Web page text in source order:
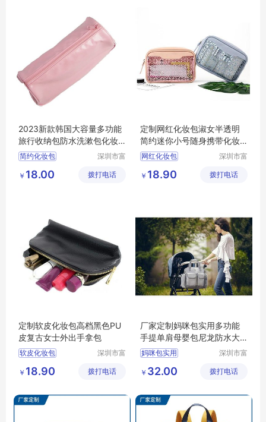
2023新款韩国大容量多功能
旅行收纳包防水洗漱包化妆
包
简约化妆包
深圳市富
限公司
￥ 18.00 拨打电话
定制网红化妆包淑女半透明
简约迷你小号随身携带化妆
包韩版洗漱包收纳包
网红化妆包
深圳市富
限公司
￥ 18.90 拨打电话
定制软皮化妆包高档黑色PU
皮复古女士外出手拿包
软皮化妆包
深圳市富
限公司
￥ 18.90 拨打电话
厂家定制妈咪包实用多功能
手提单肩母婴包尼龙防水大
容量外出妈妈包
妈咪包实用
深圳市富
限公司
￥ 32.00 拨打电话